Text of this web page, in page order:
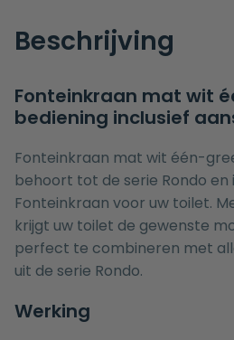
Beschrijving
Fonteinkraan mat wit
bediening inclusief
Fonteinkraan mat wit één-
behoort tot de serie Rondo en
Fonteinkraan voor uw toilet.
krijgt uw toilet de gewenste
perfect te combineren met
uit de serie Rondo.
Werking